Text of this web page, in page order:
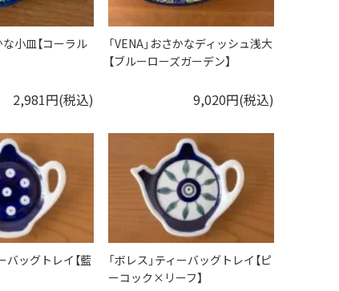
な小皿【コーラル
2,981円(税込)
「VENA」おさかなディッシュ浅大
【ブルーローズガーデン】
9,020円(税込)
バッグトレイ【藍
「ボレス」ティーバッグトレイ【ピ
ーコック×リーフ】